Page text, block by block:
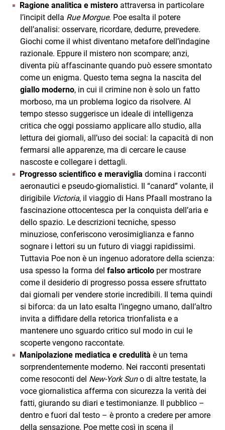
Ragione analitica e mistero attraversa in particolare
l’incipit della Rue Morgue. Poe esalta il potere
dell’analisi: osservare, ricordare, dedurre, prevedere.
Giochi come il whist diventano metafore dell’indagine
razionale. Eppure il mistero non scompare; anzi,
diventa più affascinante quando può essere smontato
come un enigma. Questo tema segna la nascita del
giallo moderno, in cui il crimine non è solo un fatto
morboso, ma un problema logico da risolvere. Al
tempo stesso suggerisce un ideale di intelligenza
critica che oggi possiamo applicare allo studio, alla
lettura dei giornali, all’uso dei social: la capacità di non
fermarsi alle apparenze, ma di cercare le cause
nascoste e collegare i dettagli.
Progresso scientifico e meraviglia domina i racconti
aeronautici e pseudo‑giornalistici. Il “canard” volante, il
dirigibile Victoria, il viaggio di Hans Pfaall mostrano la
fascinazione ottocentesca per la conquista dell’aria e
dello spazio. Le descrizioni tecniche, spesso
minuziose, conferiscono verosimiglianza e fanno
sognare i lettori su un futuro di viaggi rapidissimi.
Tuttavia Poe non è un ingenuo adoratore della scienza:
usa spesso la forma del falso articolo per mostrare
come il desiderio di progresso possa essere sfruttato
dai giornali per vendere storie incredibili. Il tema quindi
si biforca: da un lato esalta l’ingegno umano, dall’altro
invita a diffidare della retorica trionfalista e a
mantenere uno sguardo critico sul modo in cui le
scoperte vengono raccontate.
Manipolazione mediatica e credulità è un tema
sorprendentemente moderno. Nei racconti presentati
come resoconti del New‑York Suno di altre testate, la
voce giornalistica afferma con sicurezza la verità dei
fatti, giurando su diari e testimonianze. Il pubblico –
dentro e fuori dal testo – è pronto a credere per amore
della sensazione. Poe mette così in scena il